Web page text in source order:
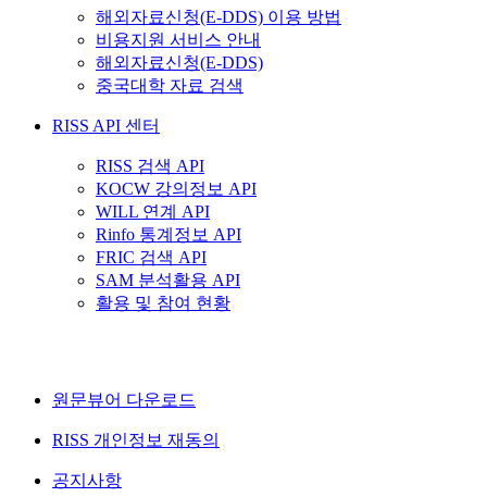
해외자료신청(E-DDS) 이용 방법
비용지원 서비스 안내
해외자료신청(E-DDS)
중국대학 자료 검색
RISS API 센터
RISS 검색 API
KOCW 강의정보 API
WILL 연계 API
Rinfo 통계정보 API
FRIC 검색 API
SAM 분석활용 API
활용 및 참여 현황
원문뷰어 다운로드
RISS 개인정보 재동의
공지사항